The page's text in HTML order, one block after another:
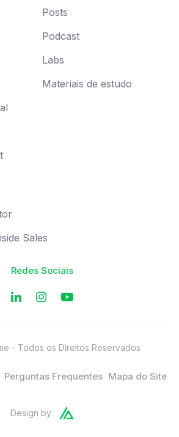
Posts
Podcast
Labs
Materiais de estudo
Sales
Redes Sociais
- Todos os Direitos Reservados
Perguntas Frequentes Mapa do Site
Design by: